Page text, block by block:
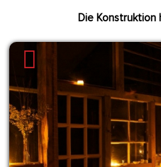
Die Konstruktion